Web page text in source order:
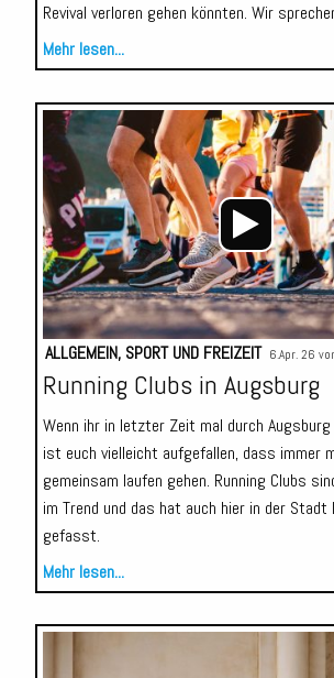
Revival verloren gehen könnten. Wir
Mehr lesen...
ALLGEMEIN, SPORT UND FREIZEIT 6.Apr. 26
Running Clubs in Augsburg
Wenn ihr in letzter Zeit mal durch
ist euch vielleicht aufgefallen, dass immer
gemeinsam laufen gehen. Running Clubs
im Trend und das hat auch hier in der
gefasst.
Mehr lesen...